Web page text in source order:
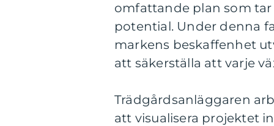
omfattande plan som
potential. Under denna
markens beskaffenhet
att säkerställa att varje
Trädgårdsanläggaren
att visualisera projektet